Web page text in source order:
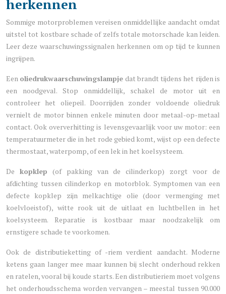
herkennen
Sommige motorproblemen vereisen onmiddellijke aandacht omdat
uitstel tot kostbare schade of zelfs totale motorschade kan leiden.
Leer deze waarschuwingssignalen herkennen om op tijd te kunnen
ingrijpen.
Een oliedrukwaarschuwingslampje dat brandt tijdens het rijden is
een noodgeval. Stop onmiddellijk, schakel de motor uit en
controleer het oliepeil. Doorrijden zonder voldoende oliedruk
vernielt de motor binnen enkele minuten door metaal-op-metaal
contact. Ook oververhitting is levensgevaarlijk voor uw motor: een
temperatuurmeter die in het rode gebied komt, wijst op een defecte
thermostaat, waterpomp, of een lek in het koelsysteem.
De kopklep (of pakking van de cilinderkop) zorgt voor de
afdichting tussen cilinderkop en motorblok. Symptomen van een
defecte kopklep zijn melkachtige olie (door vermenging met
koelvloeistof), witte rook uit de uitlaat en luchtbellen in het
koelsysteem. Reparatie is kostbaar maar noodzakelijk om
ernstigere schade te voorkomen.
Ook de distributieketting of -riem verdient aandacht. Moderne
ketens gaan langer mee maar kunnen bij slecht onderhoud rekken
en ratelen, vooral bij koude starts. Een distributieriem moet volgens
het onderhoudsschema worden vervangen – meestal tussen 90.000